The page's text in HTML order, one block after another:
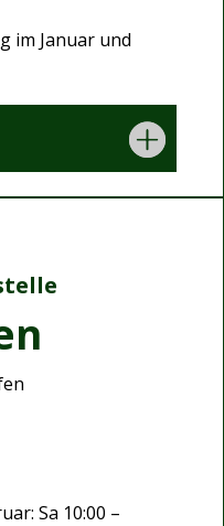
im Januar und
Sa 10:00 –